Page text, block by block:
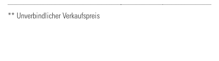
** Unverbindlicher Verkaufspreis